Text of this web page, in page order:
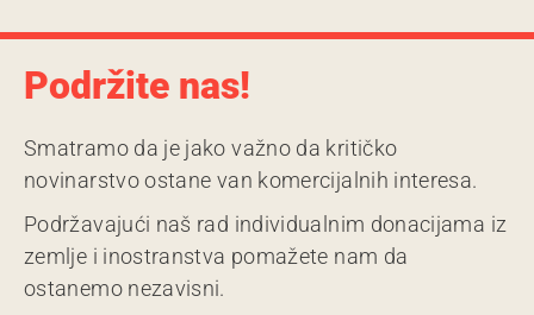
Podržite nas!
Smatramo da je jako važno da kritičko
novinarstvo ostane van komercijalnih interesa.
Podržavajući naš rad individualnim donacijama iz
zemlje i inostranstva pomažete nam da
ostanemo nezavisni.